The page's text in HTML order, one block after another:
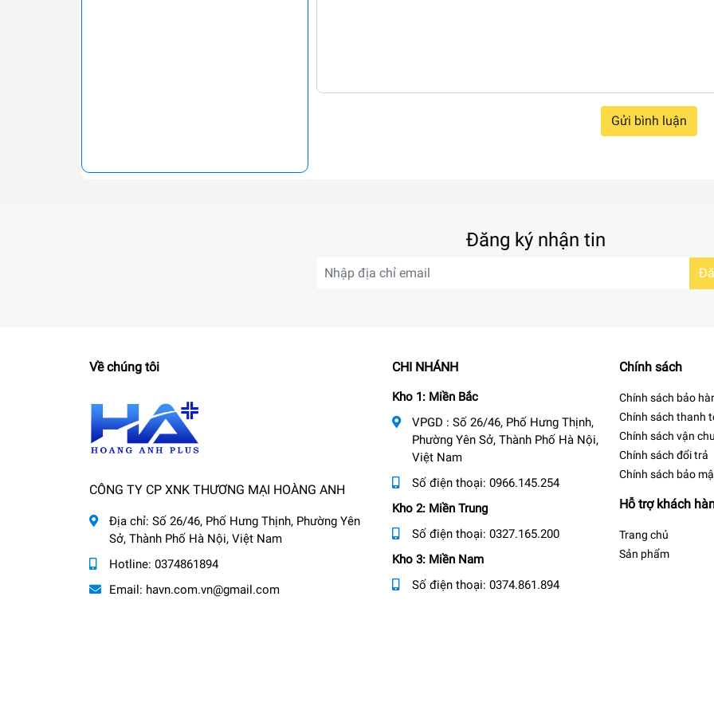
Gửi bình luận
Đăng ký nhận tin
Về chúng tôi
CÔNG TY CP XNK THƯƠNG MẠI HOÀNG ANH
Địa chỉ: Số 26/46, Phố Hưng Thịnh, Phường Yên
Sở, Thành Phố Hà Nội, Việt Nam
Hotline: 0374861894
Email: havn.com.vn@gmail.com
CHI NHÁNH
Kho 1: Miền Bắc
VPGD : Số 26/46, Phố Hưng Thịnh,
Phường Yên Sở, Thành Phố Hà Nội,
Việt Nam
Số điện thoại: 0966.145.254
Kho 2: Miền Trung
Số điện thoại: 0327.165.200
Kho 3: Miền Nam
Số điện thoại: 0374.861.894
Chính sách
Chính sách bảo
Chính sách thanh
Chính sách vận
Chính sách đổi trả
Chính sách bảo
Hỗ trợ khách
Trang chủ
Sản phẩm